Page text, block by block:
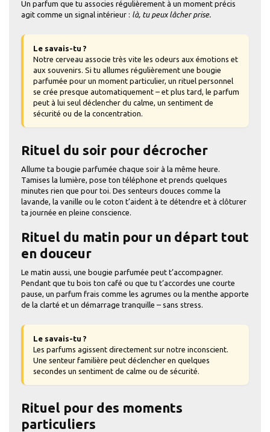
Un parfum que tu associes régulièrement à un moment précis
agit comme un signal intérieur : là, tu peux lâcher prise.
Le savais-tu ?
Notre cerveau associe très vite les odeurs aux émotions et
aux souvenirs. Si tu allumes régulièrement une bougie
parfumée pour un moment particulier, un rituel personnel
se crée presque automatiquement – et plus tard, le parfum
peut à lui seul déclencher du calme, un sentiment de
sécurité ou de la concentration.
Rituel du soir pour décrocher
Allume ta bougie parfumée chaque soir à la même heure.
Tamises la lumière, pose ton téléphone et prends quelques
minutes rien que pour toi. Des senteurs douces comme la
lavande, la vanille ou le coton t’aident à te détendre et à clôturer
ta journée en pleine conscience.
Rituel du matin pour un départ tout
en douceur
Le matin aussi, une bougie parfumée peut t’accompagner.
Pendant que tu bois ton café ou que tu t’accordes une courte
pause, un parfum frais comme les agrumes ou la menthe apporte
de la clarté et un démarrage tranquille – sans stress.
Le savais-tu ?
Les parfums agissent directement sur notre inconscient.
Une senteur familière peut déclencher en quelques
secondes un sentiment de calme ou de sécurité.
Rituel pour des moments
particuliers